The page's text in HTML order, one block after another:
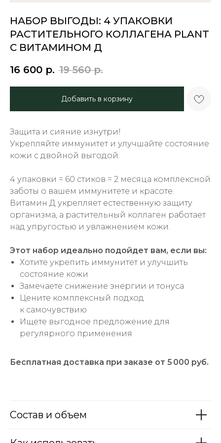
НАБОР ВЫГОДЫ: 4 УПАКОВКИ
РАСТИТЕЛЬНОГО КОЛЛАГЕНА PLANT
С ВИТАМИНОМ Д
16 600 р. 19 560 р.
Добавить в корзину
Защита и сияние изнутри!
Укрепляйте иммунитет и улучшайте состояние
кожи с двойной выгодой.
4 упаковки = 60 стиков = 2 месяца комплексной
заботы о вашем иммунитете и красоте.
Витамин Д укрепляет естественную защиту
организма, а растительный коллаген работает
над упругостью и увлажнением кожи.
Этот набор идеально подойдет вам, если вы:
Хотите укрепить иммунитет и улучшить
состояние кожи
Замечаете снижение энергии и тонуса
Цените комплексный подход
к самочувствию
Ищете выгодное предложение для
регулярного применения
Бесплатная доставка при заказе от 5 000 руб.
Состав и объем